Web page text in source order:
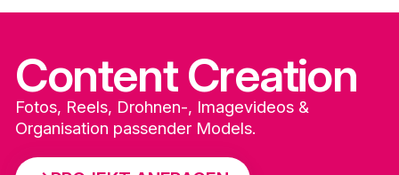
Content Creation
Fotos, Reels, Drohnen-, Imagevideos &
Organisation passender Models.